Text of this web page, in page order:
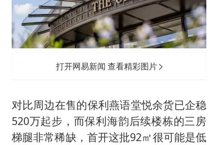
打开网易新闻 查看精彩图片
对比周边在售的保利燕语堂悦余货已企稳
520万起步，而保利海韵后续楼栋的三房
梯腿非常稀缺，首开这批92㎡很可能是低